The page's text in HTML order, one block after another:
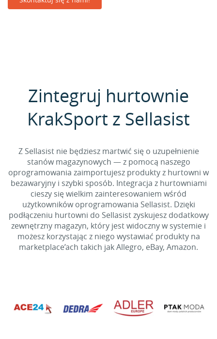
Zintegruj hurtownie
KrakSport z Sellasist
Z Sellasist nie będziesz martwić się o uzupełnienie
stanów magazynowych — z pomocą naszego
oprogramowania zaimportujesz produkty z hurtowni w
bezawaryjny i szybki sposób. Integracja z hurtowniami
cieszy się wielkim zainteresowaniem wśród
użytkowników oprogramowania Sellasist. Dzięki
podłączeniu hurtowni do Sellasist zyskujesz dodatkowy
zewnętrzny magazyn, który jest widoczny w systemie i
możesz korzystając z niego wystawiać produkty na
marketplace’ach takich jak Allegro, eBay, Amazon.